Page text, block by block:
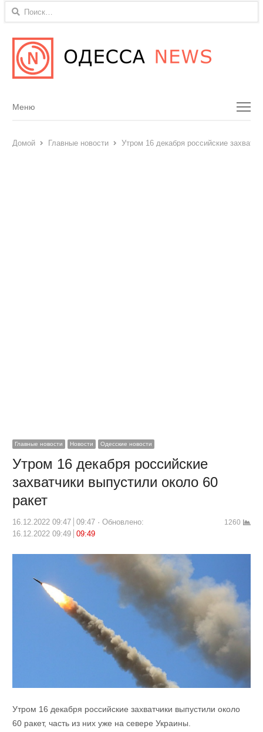
Найти:
Menu
Меню
Домой Главные новости Утром 16 декабря российские
Главные новости Новости Одесские новости
Утром 16 декабря российские
захватчики выпустили около 60
ракет
16.12.2022 09:47 09:47
Обновлено:
16.12.2022 09:49
09:49
1260
Утром 16 декабря российские захватчики выпустили около
60 ракет, часть из них уже на севере Украины.